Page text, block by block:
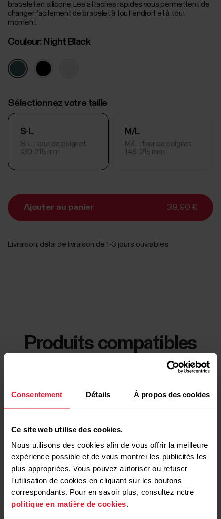
Consentement Détails À propos des cookies
Ce site web utilise des cookies.
Nous utilisons des cookies afin de vous offrir la meilleure
expérience possible et de vous montrer les publicités les
plus appropriées. Vous pouvez autoriser ou refuser
l'utilisation de cookies en cliquant sur les boutons
correspondants. Pour en savoir plus, consultez notre
politique en matière de cookies.
bracelet en silicone. Les attaches rapides vous permettent de
changer facilement de bracelet à tout endroit et à tout
moment.
Couleur: Night Black
Sélectionnez votre taille
S-L
S-L : tour de poignet
130-215 mm
M/L
M/L : tour de poignet
145-215 mm
Ajouter au panier 39,90 €
Livraison: délai de livraison de 1-3 jours ouvrables
Produits compatibles